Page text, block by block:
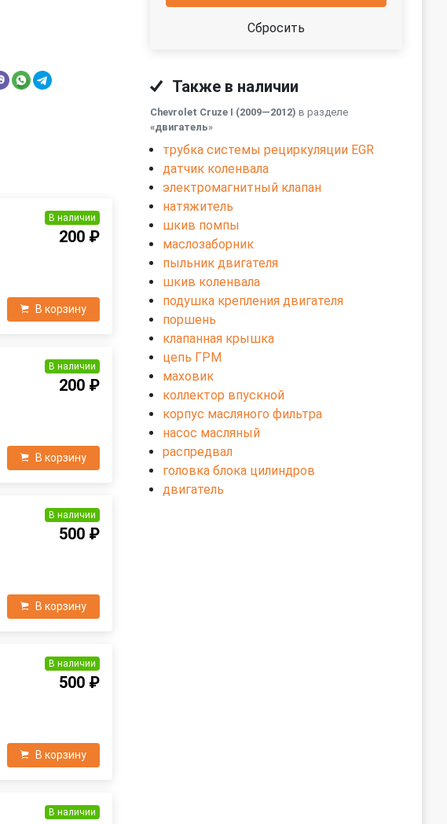
В наличии
200 ₽
В корзину
В наличии
200 ₽
В корзину
В наличии
500 ₽
В корзину
В наличии
500 ₽
В корзину
В наличии
Сбросить
Также в наличии
Chevrolet Cruze I (2009—2012) в разделе
«двигатель»
трубка системы рециркуляции EGR
датчик коленвала
электромагнитный клапан
натяжитель
шкив помпы
маслозаборник
пыльник двигателя
шкив коленвала
подушка крепления двигателя
поршень
клапанная крышка
цепь ГРМ
маховик
коллектор впускной
корпус масляного фильтра
насос масляный
распредвал
головка блока цилиндров
двигатель